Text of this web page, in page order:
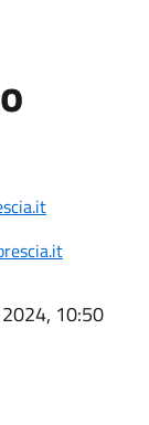
10:50